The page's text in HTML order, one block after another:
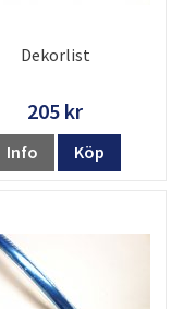
Dekorlist
205 kr
Info Köp